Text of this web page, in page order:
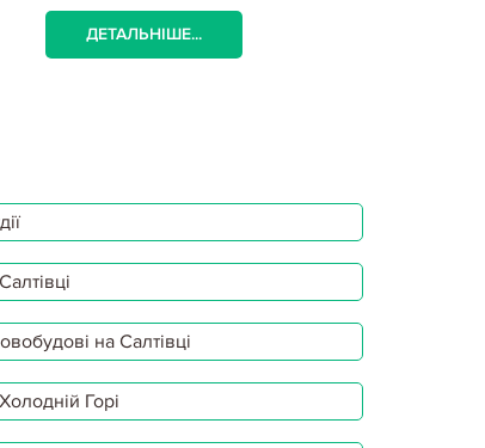
ДЕТАЛЬНІШЕ...
на Салтівці
Горі